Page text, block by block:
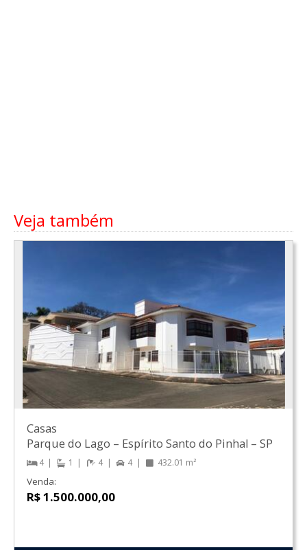
Veja também
Casas
Parque do Lago – Espírito Santo do Pinhal – SP
4 1 4 4 432.01 m²
Venda:
R$ 1.500.000,00